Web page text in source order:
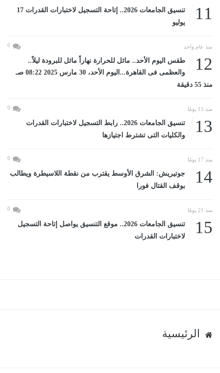
11
تنسيق الجامعات 2026.. إتاحة التسجيل لاختبارات القدرات 17
يوليو
منذ عام واحد 0
12
طقس اليوم الأحد.. مائل للحرارة نهاراً مائل للبرودة ليلاً..
والعظمى فى القاهرة...اليوم الأحد، 30 مارس 2025 08:22 صـ
منذ 55 دقيقة
منذ 15 يومًا 0
13
تنسيق الجامعات 2026.. رابط التسجيل لاختبارات القدرات
والكليات التى تشترط اجتيازها
منذ 17 يومًا 0
14
جوتيريش: الشرق الأوسط يقترب من نقطة اللاسيطرة ويطالب
بوقف القتال فورا
منذ 21 يومًا 0
15
تنسيق الجامعات 2026.. موقع التنسيق يواصل إتاحة التسجيل
لاختبارات القدرات
الرئيسية